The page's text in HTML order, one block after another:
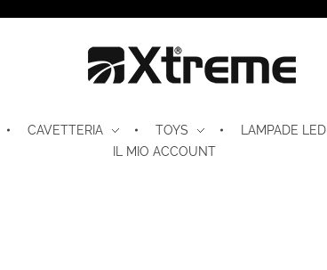
CAVETTERIA TOYS LAMPADE LED
IL MIO ACCOUNT